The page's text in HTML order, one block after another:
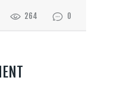
264 0